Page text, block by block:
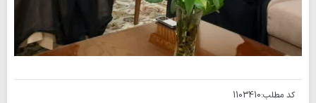
کد مطلب:1103410